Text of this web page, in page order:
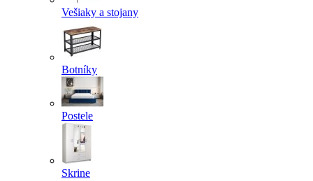
Vešiaky a stojany
Botníky
Postele
Skrine